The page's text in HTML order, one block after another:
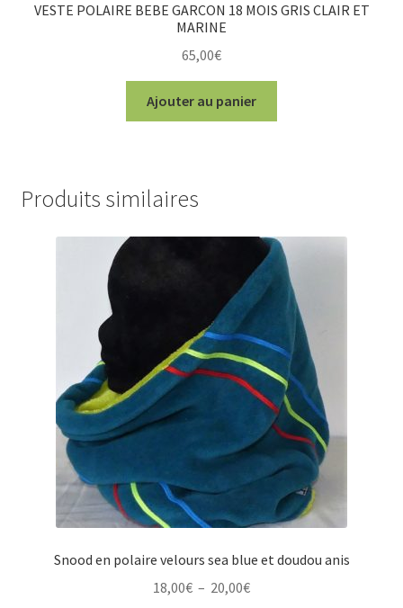
VESTE POLAIRE BEBE GARCON 18 MOIS GRIS CLAIR ET
MARINE
65,00€
Ajouter au panier
Produits similaires
Snood en polaire velours sea blue et doudou anis
18,00€ – 20,00€Plage